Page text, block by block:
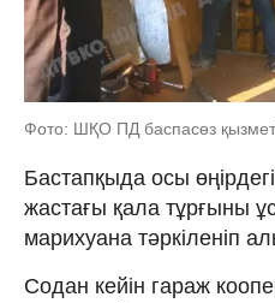
Фото: ШҚО ПД баспасөз
Бастапқыда осы өңірдегі
жастағы қала тұрғыны
марихуана тәркіленіп
Содан кейін гараж